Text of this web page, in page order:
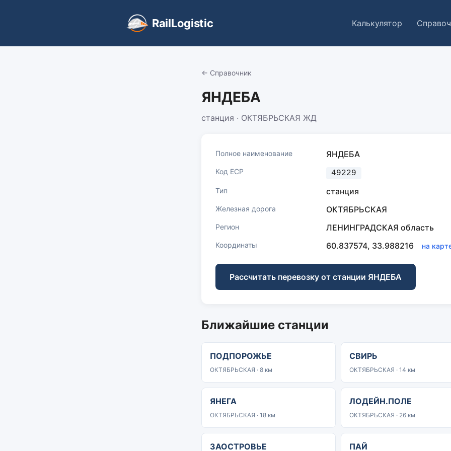
RailLogistic Калькулятор
← Справочник
ЯНДЕБА
станция · ОКТЯБРЬСКАЯ ЖД
Полное наименование ЯНДЕБА
Код ЕСР 49229
Тип станция
Железная дорога ОКТЯБРЬСКАЯ
Регион ЛЕНИНГРАДСКАЯ область
Координаты 60.837574, 33.988216 на
Рассчитать перевозку от станции ЯНДЕБА
Ближайшие станции
ПОДПОРОЖЬЕ
ОКТЯБРЬСКАЯ · 8 км
СВИРЬ
ОКТЯБРЬСКАЯ · 14 км
ЯНЕГА
ОКТЯБРЬСКАЯ · 18 км
ЛОДЕЙН.ПОЛЕ
ОКТЯБРЬСКАЯ · 26 км
ЗАОСТРОВЬЕ ПАЙ